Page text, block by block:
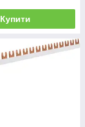
Купити